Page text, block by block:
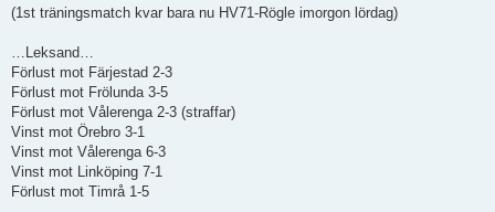
g
(1st träningsmatch kvar bara nu HV71-Rögle imorgon lördag)
…Leksand…
Förlust mot Färjestad 2-3
Förlust mot Frölunda 3-5
Förlust mot Vålerenga 2-3 (straffar)
Vinst mot Örebro 3-1
Vinst mot Vålerenga 6-3
Vinst mot Linköping 7-1
Förlust mot Timrå 1-5